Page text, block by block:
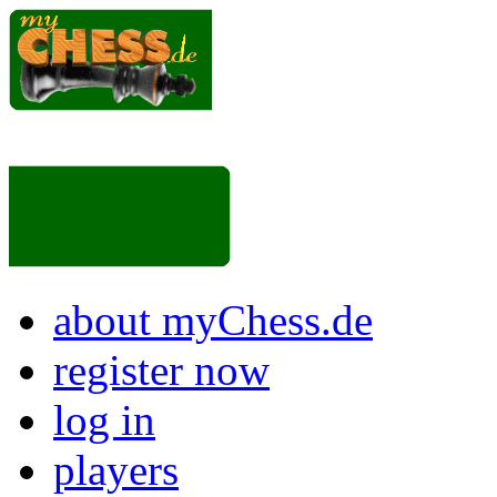
about myChess.de
register now
log in
players